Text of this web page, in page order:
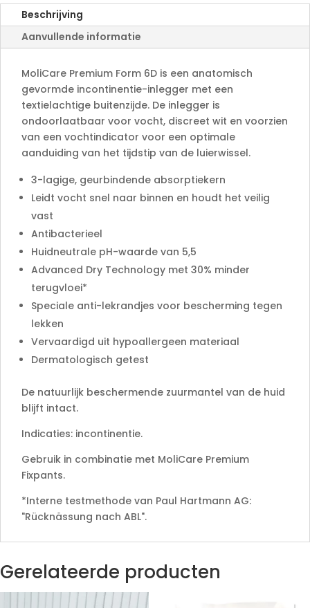
a
t
Beschrijving
Aanvullende informatie
MoliCare Premium Form 6D is een anatomisch
gevormde incontinentie-inlegger met een
textielachtige buitenzijde. De inlegger is
ondoorlaatbaar voor vocht, discreet wit en voorzien
van een vochtindicator voor een optimale
aanduiding van het tijdstip van de luierwissel.
3-lagige, geurbindende absorptiekern
Leidt vocht snel naar binnen en houdt het veilig
vast
Antibacterieel
Huidneutrale pH-waarde van 5,5
Advanced Dry Technology met 30% minder
terugvloei*
Speciale anti-lekrandjes voor bescherming tegen
lekken
Vervaardigd uit hypoallergeen materiaal
Dermatologisch getest
De natuurlijk beschermende zuurmantel van de huid
blijft intact.
Indicaties: incontinentie.
Gebruik in combinatie met MoliCare Premium
Fixpants.
*Interne testmethode van Paul Hartmann AG:
"Rücknässung nach ABL".
Gerelateerde producten